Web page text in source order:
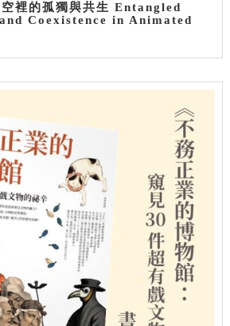
裡的孤獨與共生 Entangled
Coexistence in Animated